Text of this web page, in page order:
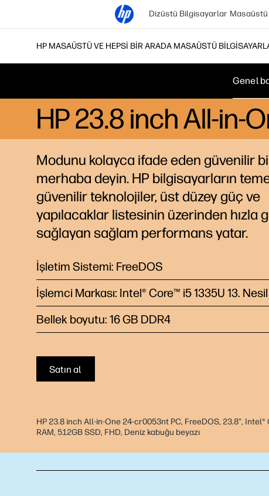
Dizüstü Bilgisayarlar
HP MASAÜSTÜ VE HEPSI BIR ARADA MASAÜSTÜ
Genel
HP 23.8 inch All-in-
Modunu kolayca ifade eden güvenilir
merhaba deyin. HP bilgisayarların
güvenilir teknolojiler, üst düzey güç ve
yapılacaklar listesinin üzerinden hızla
sağlayan sağlam performans yatar.
İşletim Sistemi: FreeDOS
İşlemci Markası: Intel® Core™ i5 1335U 13. Nesil
Bellek boyutu: 16 GB DDR4
Satın al
HP 23.8 inch All-in-One 24-cr0053nt PC, FreeDOS, 23.8", Intel®
RAM, 512GB SSD, FHD, Deniz kabuğu beyazı